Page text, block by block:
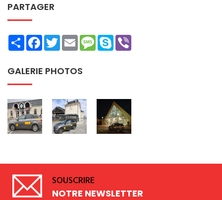
PARTAGER
ShareFacebookTwitterEmailMessage
Skype
GALERIE PHOTOS
SOUSCRIRE
NOTRE NEWSLETTER